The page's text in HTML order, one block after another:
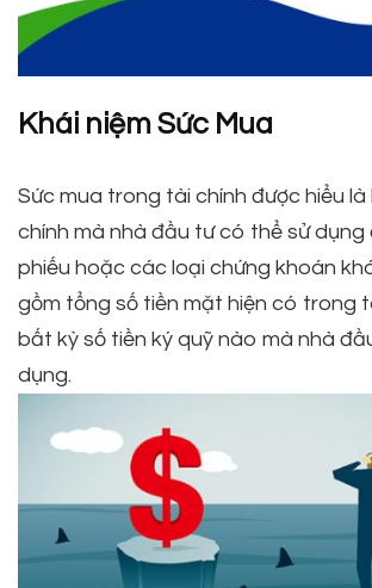
Khái niệm Sức Mua
Sức mua trong tài chính được hiểu
chính mà nhà đầu tư có thể sử dụng
phiếu hoặc các loại chứng khoán
gồm tổng số tiền mặt hiện có trong
bất kỳ số tiền ký quỹ nào mà nhà
dụng.